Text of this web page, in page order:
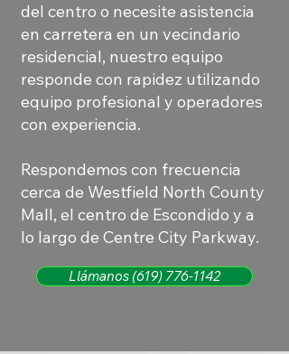
del centro o necesite asistencia
en carretera en un vecindario
residencial, nuestro equipo
responde con rapidez utilizando
equipo profesional y operadores
con experiencia.
Respondemos con frecuencia
cerca de Westfield North County
Mall, el centro de Escondido y a
lo largo de Centre City Parkway.
Llámanos (619) 776-1142